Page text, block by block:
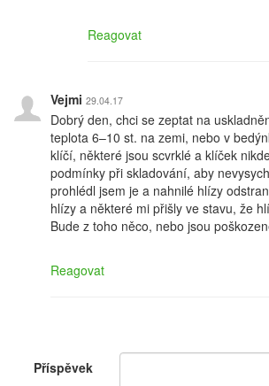
Reagovat
Vejmi 29.04.17
Dobrý den, chci se zeptat na
teplota 6–10 st. na zemi, nebo v
klíčí, některé jsou scvrklé a klíček
podmínky při skladování, aby
prohlédl jsem je a nahnilé hlízy
hlízy a některé mi přišly ve stavu, že
Bude z toho něco, nebo jsou
Reagovat
Příspěvek